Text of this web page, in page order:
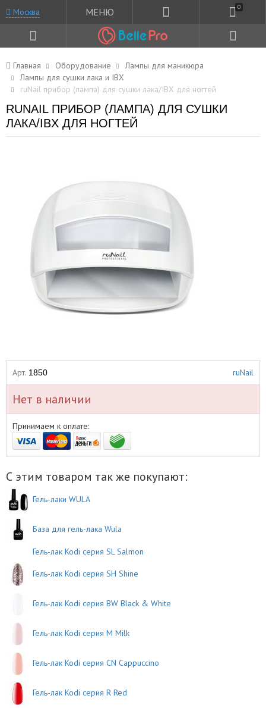
Москва МЕНЮ 0
Главная Оборудование
Лампы для маникюра
Лампы для сушки лака и IBX
ruNail прибор (лампа) для сушки лака/IBX для ногтей
RUNAIL ПРИБОР (ЛАМПА) ДЛЯ СУШКИ
ЛАКА/IBX ДЛЯ НОГТЕЙ
Арт. 1850 ruNail
Нет в наличии
Принимаем к оплате:
С этим товаром так же покупают:
Гель-лаки WULA
База для гель-лака Wula
Гель-лак Kodi серия SL Salmon
Гель-лак Kodi серия SH Shine
Гель-лак Kodi серия BW Black & White
Гель-лак Kodi серия M Milk
Гель-лак Kodi серия CN Cappuccino
Гель-лак Kodi серия R Red